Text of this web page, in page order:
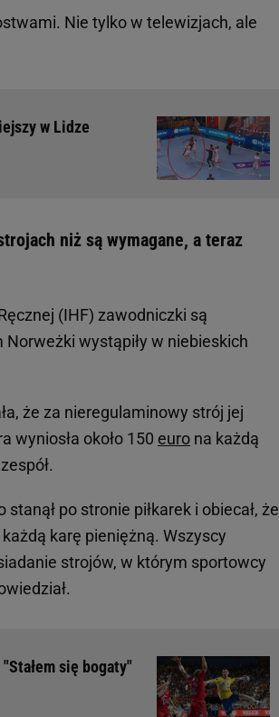
Nie tylko w telewizjach, ale
w Lidze
niż są wymagane, a teraz
(IHF) zawodniczki są
wystąpiły w niebieskich
że za nieregulaminowy strój jej
wyniosła około 150 euro na każdą
po stronie piłkarek i obiecał, że
karę pieniężną. Wszyscy
strojów, w którym sportowcy
się bogaty"